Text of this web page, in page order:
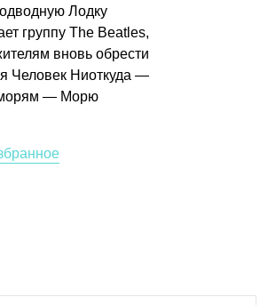
Лодку
группу The Beatles,
вновь обрести
Человек Ниоткуда —
морям — Морю